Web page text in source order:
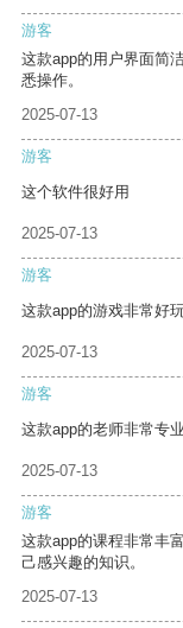
游客
这款app的用户界面简
悉操作。
2025-07-13
游客
这个软件很好用
2025-07-13
游客
这款app的游戏非常好
2025-07-13
游客
这款app的老师非常专
2025-07-13
游客
这款app的课程非常丰
己感兴趣的知识。
2025-07-13